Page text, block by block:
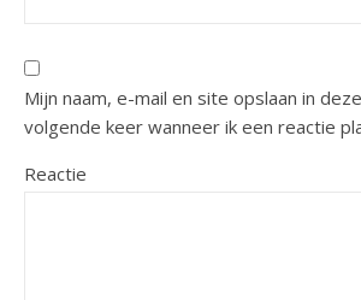
Mijn naam, e-mail en site opslaan in
volgende keer wanneer ik een reactie
Reactie